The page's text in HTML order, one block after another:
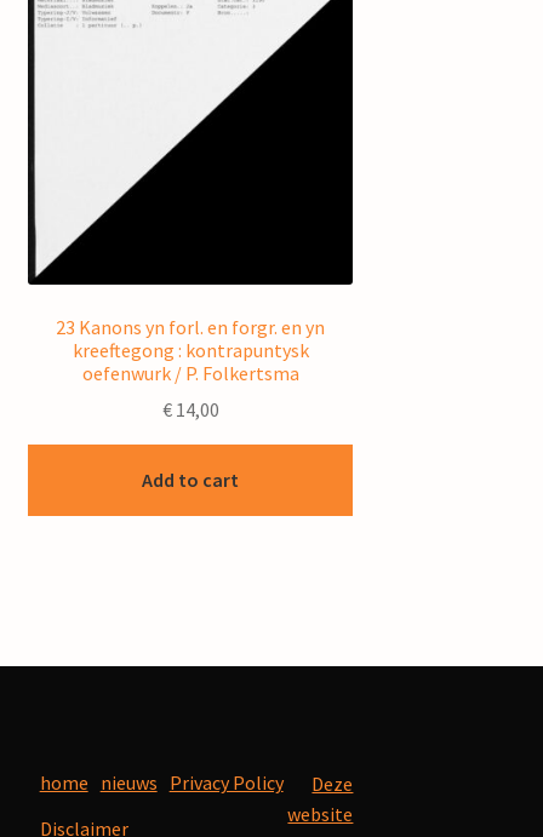
23 Kanons yn forl. en forgr. en yn
kreeftegong : kontrapuntysk
oefenwurk / P. Folkertsma
€14,00
Add to cart
home nieuws Privacy Policy
Disclaimer
Deze
website